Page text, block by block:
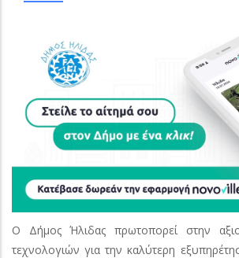
O Δήμος Ήλιδας πρωτοπορεί στην
τεχνολογιών για την καλύτερη